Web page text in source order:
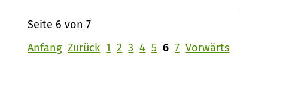
Seite 6 von 7
Anfang Zurück 1 2 3 4 5 6 7 Vorwärts